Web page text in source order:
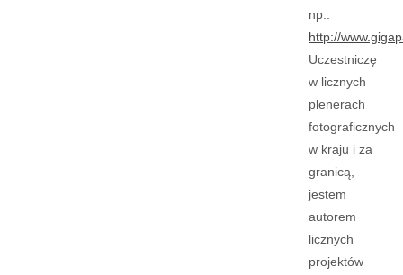
np.:
http://
Uczestniczę
w licznych
plenerach
fotograficznych
w kraju i za
granicą,
jestem
autorem
licznych
projektów